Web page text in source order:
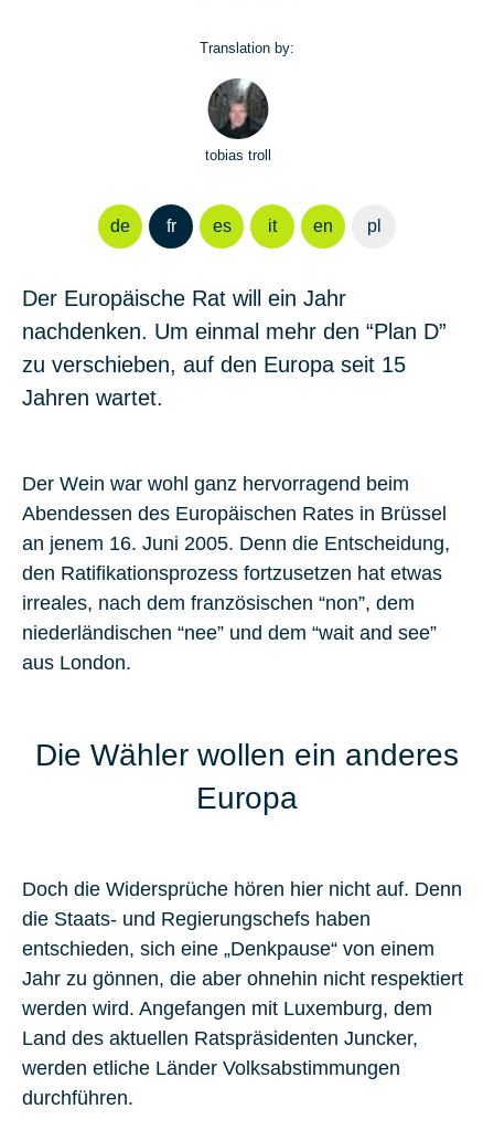
Translation by:
tobias troll
de fr es it en pl
Der Europäische Rat will ein Jahr
nachdenken. Um einmal mehr den “Plan D”
zu verschieben, auf den Europa seit 15
Jahren wartet.
Der Wein war wohl ganz hervorragend beim
Abendessen des Europäischen Rates in Brüssel
an jenem 16. Juni 2005. Denn die Entscheidung,
den Ratifikationsprozess fortzusetzen hat etwas
irreales, nach dem französischen “non”, dem
niederländischen “nee” und dem “wait and see”
aus London.
Die Wähler wollen ein anderes
Europa
Doch die Widersprüche hören hier nicht auf. Denn
die Staats- und Regierungschefs haben
entschieden, sich eine „Denkpause“ von einem
Jahr zu gönnen, die aber ohnehin nicht respektiert
werden wird. Angefangen mit Luxemburg, dem
Land des aktuellen Ratspräsidenten Juncker,
werden etliche Länder Volksabstimmungen
durchführen.